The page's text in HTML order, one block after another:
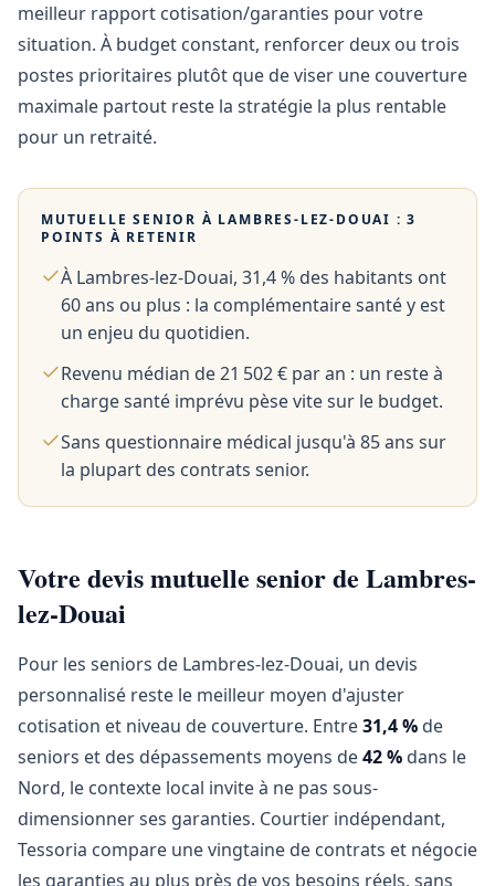
meilleur rapport cotisation/garanties pour votre
situation. À budget constant, renforcer deux ou trois
postes prioritaires plutôt que de viser une couverture
maximale partout reste la stratégie la plus rentable
pour un retraité.
MUTUELLE SENIOR À LAMBRES-LEZ-DOUAI : 3
POINTS À RETENIR
À Lambres-lez-Douai, 31,4 % des habitants ont
60 ans ou plus : la complémentaire santé y est
un enjeu du quotidien.
Revenu médian de 21 502 € par an : un reste à
charge santé imprévu pèse vite sur le budget.
Sans questionnaire médical jusqu'à 85 ans sur
la plupart des contrats senior.
Votre devis mutuelle senior de Lambres-
lez-Douai
Pour les seniors de Lambres-lez-Douai, un devis
personnalisé reste le meilleur moyen d'ajuster
cotisation et niveau de couverture. Entre31,4 % de
seniors et des dépassements moyens de42 % dans le
Nord, le contexte local invite à ne pas sous-
dimensionner ses garanties. Courtier indépendant,
Tessoria compare une vingtaine de contrats et négocie
les garanties au plus près de vos besoins réels, sans